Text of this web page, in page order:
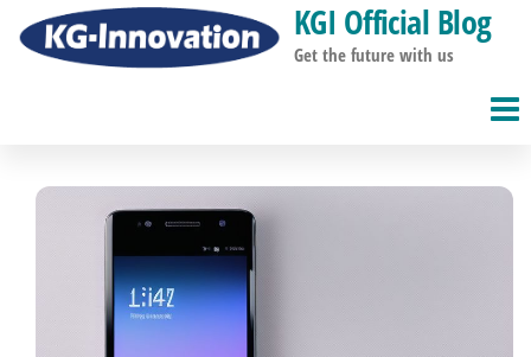
KGI Official Blog
Get the future with us